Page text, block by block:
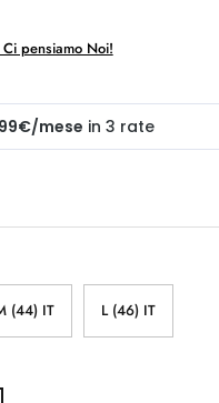
pensiamo Noi!
(44) IT L (46) IT